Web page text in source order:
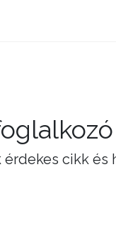
cikk és